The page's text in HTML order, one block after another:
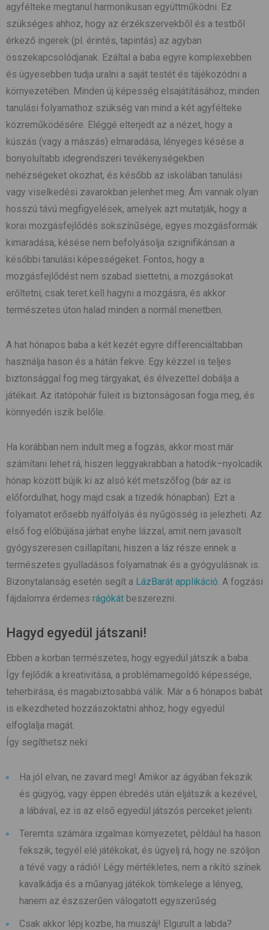
agyfélteke megtanul harmonikusan együttműködni. Ez
szükséges ahhoz, hogy az érzékszervekből és a testből
érkező ingerek (pl. érintés, tapintás) az agyban
összekapcsolódjanak. Ezáltal a baba egyre komplexebben
és ügyesebben tudja uralni a saját testét és tájékozódni a
környezetében. Minden új képesség elsajátításához, minden
tanulási folyamathoz szükség van mind a két agyfélteke
közreműködésére. Eléggé elterjedt az a nézet, hogy a
kúszás (vagy a mászás) elmaradása, lényeges késése a
bonyolultabb idegrendszeri tevékenységekben
nehézségeket okozhat, és később az iskolában tanulási
vagy viselkedési zavarokban jelenhet meg. Ám vannak olyan
hosszú távú megfigyelések, amelyek azt mutatják, hogy a
korai mozgásfejlődés sokszínűsége, egyes mozgásformák
kimaradása, késése nem befolyásolja szignifikánsan a
későbbi tanulási képességeket. Fontos, hogy a
mozgásfejlődést nem szabad siettetni, a mozgásokat
erőltetni, csak teret kell hagyni a mozgásra, és akkor
természetes úton halad minden a normál menetben.
A hat hónapos baba a két kezét egyre differenciáltabban
használja hason és a hátán fekve. Egy kézzel is teljes
biztonsággal fog meg tárgyakat, és élvezettel dobálja a
játékait. Az itatópohár füleit is biztonságosan fogja meg, és
könnyedén iszik belőle.
Ha korábban nem indult meg a fogzás, akkor most már
számítani lehet rá, hiszen leggyakrabban a hatodik–nyolcadik
hónap között bújik ki az alsó két metszőfog (bár az is
előfordulhat, hogy majd csak a tizedik hónapban). Ezt a
folyamatot erősebb nyálfolyás és nyűgösség is jelezheti. Az
első fog előbújása járhat enyhe lázzal, amit nem javasolt
gyógyszeresen csillapítani, hiszen a láz része ennek a
természetes gyulladásos folyamatnak és a gyógyulásnak is.
Bizonytalanság esetén segít a LázBarát applikáció . A fogzási
fájdalomra érdemes rágókát beszerezni.
Hagyd egyedül játszani!
Ebben a korban természetes, hogy egyedül játszik a baba.
Így fejlődik a kreativitása, a problémamegoldó képessége,
teherbírása, és magabiztosabbá válik. Már a 6 hónapos babát
is elkezdheted hozzászoktatni ahhoz, hogy egyedül
elfoglalja magát.
Így segíthetsz neki:
Ha jól elvan, ne zavard meg! Amikor az ágyában fekszik
és gügyög, vagy éppen ébredés után eljátszik a kezével,
a lábával, ez is az első egyedül játszós perceket jelenti.
Teremts számára izgalmas környezetet, például ha hason
fekszik, tegyél elé játékokat, és ügyelj rá, hogy ne szóljon
a tévé vagy a rádió! Légy mértékletes, nem a rikító színek
kavalkádja és a műanyag játékok tömkelege a lényeg,
hanem az észszerűen válogatott egyszerűség.
Csak akkor lépj közbe, ha muszáj! Elgurult a labda?